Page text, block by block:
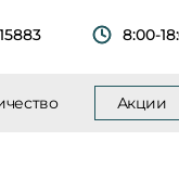
8:00-
Акции